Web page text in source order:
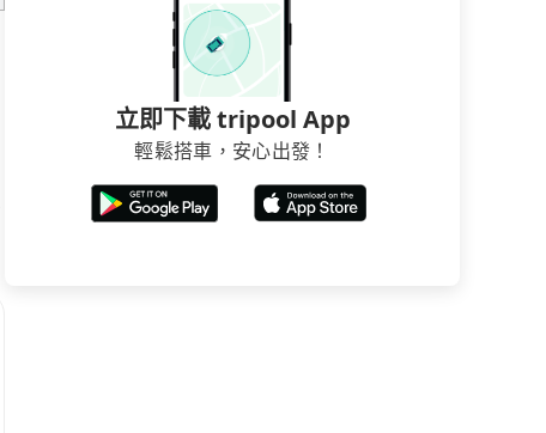
立即下載 tripool App
輕鬆搭車，安心出發！